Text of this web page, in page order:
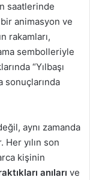
saatlerinde
animasyon ve
rakamları,
sembolleriyle
“Yılbaşı
sonuçlarında
aynı zamanda
yılın son
kişinin
anıları ve